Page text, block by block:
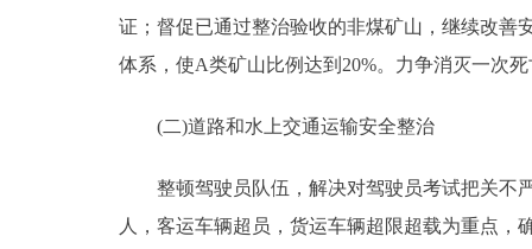
证；督促已通过整治验收的非煤矿山，继续改善
体系，使A类矿山比例达到20%。力争消灭一次
(二)道路和水上交通运输安全整治
整顿驾驶员队伍，解决对驾驶员考试把关不严
人，客运车辆超员，货运车辆超限超载为重点